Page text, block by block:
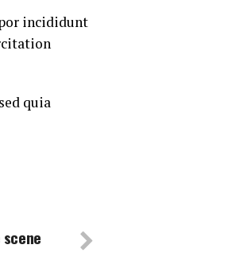
incididunt
quia